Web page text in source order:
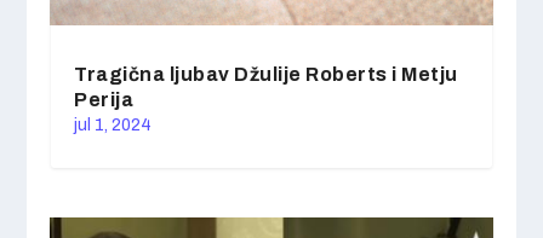
Tragična ljubav Džulije Roberts i Metju
Perija
jul 1, 2024